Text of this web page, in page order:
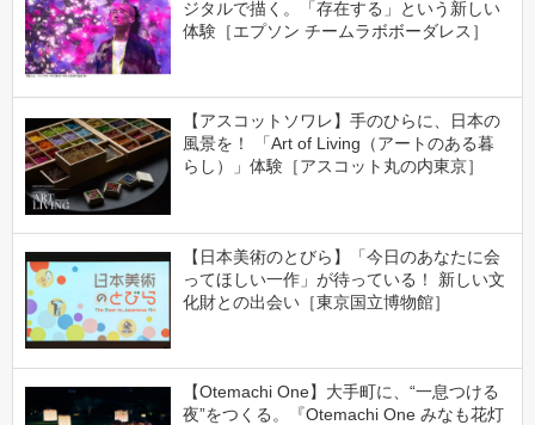
ジタルで描く。「存在する」という新しい
体験［エプソン チームラボボーダレス］
【アスコットソワレ】手のひらに、日本の
風景を！ 「Art of Living（アートのある暮
らし）」体験［アスコット丸の内東京］
【日本美術のとびら】「今日のあなたに会
ってほしい一作」が待っている！ 新しい文
化財との出会い［東京国立博物館］
【Otemachi One】大手町に、“一息つける
夜”をつくる。『Otemachi One みなも花灯